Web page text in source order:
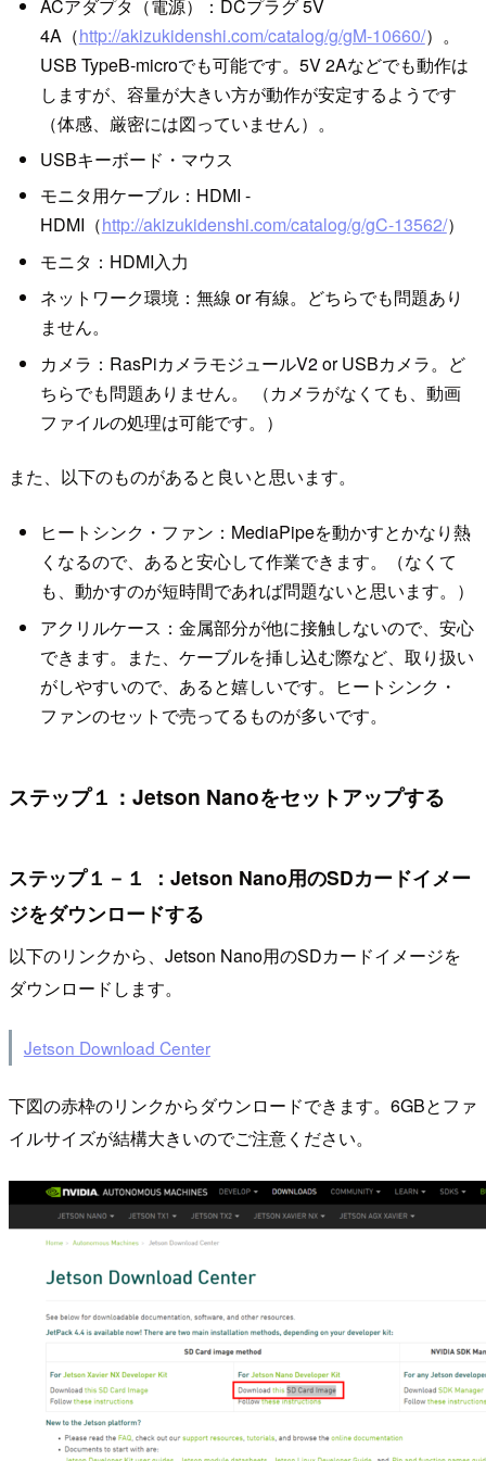
ACアダプタ（電源）：DCプラグ 5V
4A（http://akizukidenshi.com/catalog/g/gM-10660/）。
USB TypeB-microでも可能です。5V 2Aなどでも動作は
しますが、容量が大きい方が動作が安定するようです
（体感、厳密には図っていません）。
USBキーボード・マウス
モニタ用ケーブル：HDMI -
HDMI（http://akizukidenshi.com/catalog/g/gC-13562/）
モニタ：HDMI入力
ネットワーク環境：無線 or 有線。どちらでも問題あり
ません。
カメラ：RasPiカメラモジュールV2 or USBカメラ。ど
ちらでも問題ありません。 （カメラがなくても、動画
ファイルの処理は可能です。）
また、以下のものがあると良いと思います。
ヒートシンク・ファン：MediaPipeを動かすとかなり熱
くなるので、あると安心して作業できます。（なくて
も、動かすのが短時間であれば問題ないと思います。）
アクリルケース：金属部分が他に接触しないので、安心
できます。また、ケーブルを挿し込む際など、取り扱い
がしやすいので、あると嬉しいです。ヒートシンク・
ファンのセットで売ってるものが多いです。
ステップ１：Jetson Nanoをセットアップする
ステップ１－１ ：Jetson Nano用のSDカードイメー
ジをダウンロードする
以下のリンクから、Jetson Nano用のSDカードイメージを
ダウンロードします。
Jetson Download Center
下図の赤枠のリンクからダウンロードできます。6GBとファ
イルサイズが結構大きいのでご注意ください。